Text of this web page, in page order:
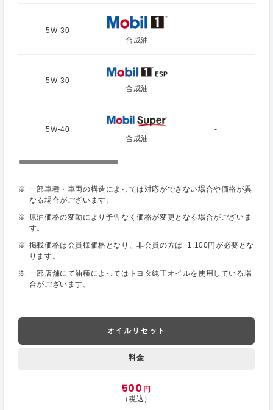
5W-30
合成油
-
5W-30
合成油
-
5W-40
合成油
-
一部車種・車両の構造によっては対応ができない場合や価格が異
なる場合がございます。
原油価格の変動により予告なく価格が変更となる場合がございま
す。
掲載価格は会員様価格となり、非会員の方は+1,100円が必要とな
ります。
一部店舗にて油種によってはトヨタ純正オイルを使用している場
合がございます。
オイルリセット
料金
500 円
（税込）